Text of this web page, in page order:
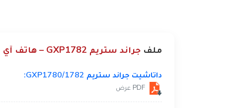
ملف جراند ستريم GXP1782 – هاتف آي بي متوسط المدى
داتاشيت جراند ستريم GXP1780/1782: